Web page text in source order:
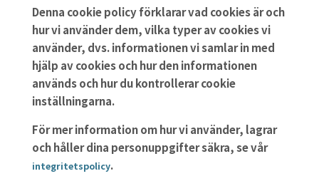
Denna cookie policy förklarar vad cookies är och
hur vi använder dem, vilka typer av cookies vi
använder, dvs. informationen vi samlar in med
hjälp av cookies och hur den informationen
används och hur du kontrollerar cookie
inställningarna.
För mer information om hur vi använder, lagrar
och håller dina personuppgifter säkra, se vår
integritetspolicy.